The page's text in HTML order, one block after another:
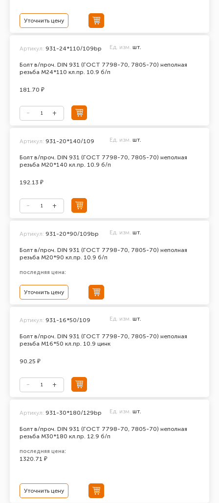
Уточнить цену
Болт в/проч. DIN 931 (ГОСТ 7798-70, 7805-70) неполная
резьба М24*110 кл.пр. 10.9 б/п
Артикул: 931-24*110/109bp Ед. изм. шт.
181.70 ₽
Болт в/проч. DIN 931 (ГОСТ 7798-70, 7805-70) неполная
резьба М20*140 кл.пр. 10.9 б/п
Артикул: 931-20*140/109 Ед. изм. шт.
192.13 ₽
Болт в/проч. DIN 931 (ГОСТ 7798-70, 7805-70) неполная
резьба М20*90 кл.пр. 10.9 б/п
Артикул: 931-20*90/109bp Ед. изм. шт.
последняя цена:
Уточнить цену
Болт в/проч. DIN 931 (ГОСТ 7798-70, 7805-70) неполная
резьба М16*50 кл.пр. 10.9 цинк
Артикул: 931-16*50/109 Ед. изм. шт.
90.25 ₽
Болт в/проч. DIN 931 (ГОСТ 7798-70, 7805-70) неполная
резьба М30*180 кл.пр. 12.9 б/п
Артикул: 931-30*180/129bp Ед. изм. шт.
последняя цена:
1320.71 ₽
Уточнить цену